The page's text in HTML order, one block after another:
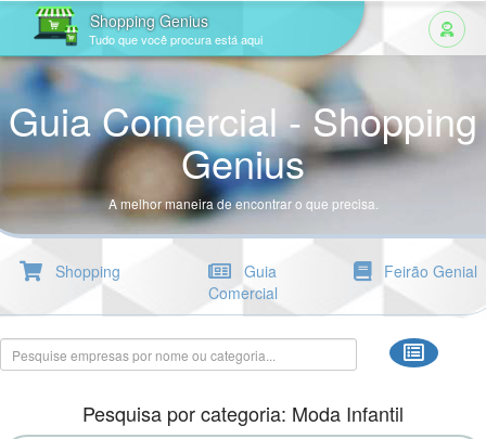
Shopping Genius
Tudo que você procura está aqui
Guia Comercial - Shopping
Genius
A melhor maneira de encontrar o que precisa.
Shopping
Guia
Comercial
Feirão Genial
Pesquisa por categoria: Moda Infantil